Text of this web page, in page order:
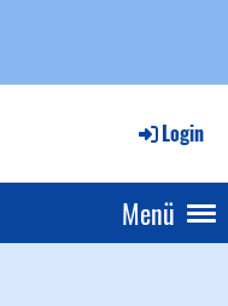
Login
Menü